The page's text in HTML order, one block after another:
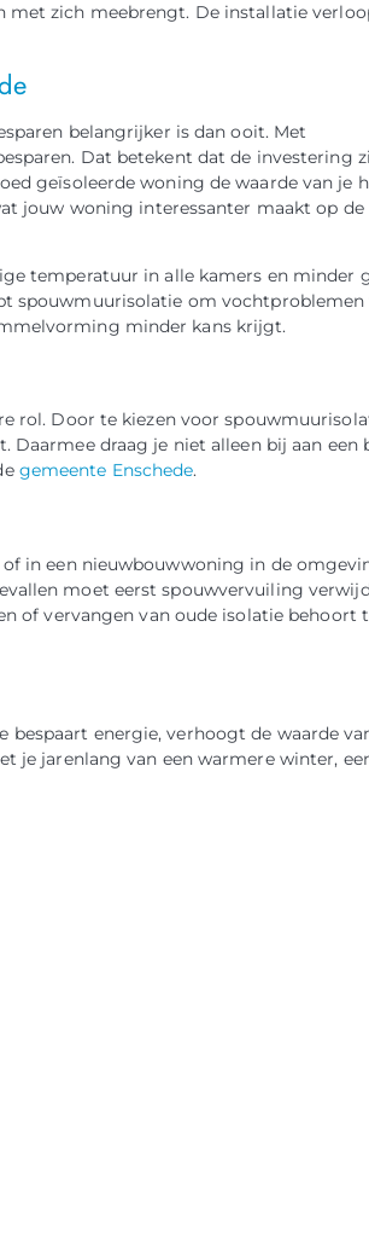
met zich meebrengt. De installatie
belangrijker is dan ooit. Met
Dat betekent dat de investering
geïsoleerde woning de waarde van je
jouw woning interessanter maakt op de
temperatuur in alle kamers en minder
spouwmuurisolatie om vochtproblemen
minder kans krijgt.
rol. Door te kiezen voor
draag je niet alleen bij aan een
gemeente Enschede.
in een nieuwbouwwoning in de
moet eerst spouwvervuiling
of vervangen van oude isolatie behoort
bespaart energie, verhoogt de waarde
je jarenlang van een warmere winter,